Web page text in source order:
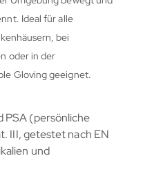
Ideal für alle
bei
oder in der
Gloving geeignet.
PSA (persönliche
III, getestet nach EN
und